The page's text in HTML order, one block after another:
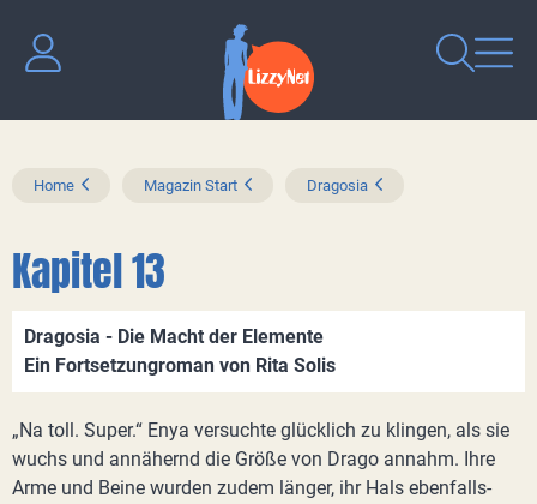
Home Magazin Start Dragosia
Kapitel 13
Dragosia - Die Macht der Elemente
Ein Fortsetzungroman von Rita Solis
„Na toll. Super.“ Enya versuchte glücklich zu klingen, als sie
wuchs und annähernd die Größe von Drago annahm. Ihre
Arme und Beine wurden zudem länger, ihr Hals ebenfalls-